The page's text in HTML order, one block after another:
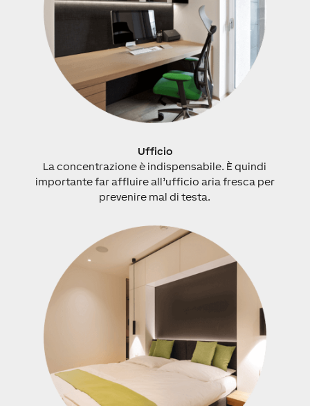
Ufficio
La concentrazione è indispensabile. È quindi
importante far affluire all’ufficio aria fresca per
prevenire mal di testa.